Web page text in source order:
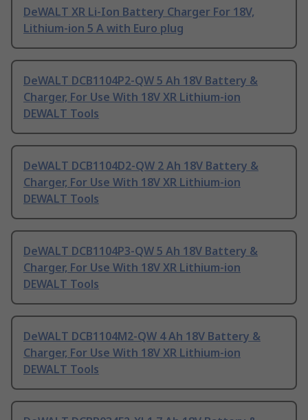
DeWALT XR Li-Ion Battery Charger For 18V,
Lithium-ion 5 A with Euro plug
DeWALT DCB1104P2-QW 5 Ah 18V Battery &
Charger, For Use With 18V XR Lithium-ion
DEWALT Tools
DeWALT DCB1104D2-QW 2 Ah 18V Battery &
Charger, For Use With 18V XR Lithium-ion
DEWALT Tools
DeWALT DCB1104P3-QW 5 Ah 18V Battery &
Charger, For Use With 18V XR Lithium-ion
DEWALT Tools
DeWALT DCB1104M2-QW 4 Ah 18V Battery &
Charger, For Use With 18V XR Lithium-ion
DEWALT Tools